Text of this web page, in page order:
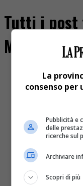
Tutti i post
Marchesi"
La
consenso
Pubblicità e
delle
ricerche sul
Archiviare
Scopri di più